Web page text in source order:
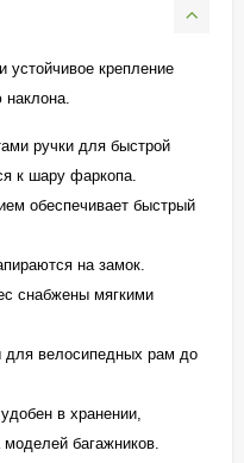
устойчивое крепление
ручки для быстрой
к шару фаркопа.
обеспечивает быстрый
на замок.
снабжены мягкими
велосипедных рам до
в хранении,
багажников.